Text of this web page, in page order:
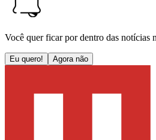
Você quer ficar por dentro das notícias
Eu quero! Agora não